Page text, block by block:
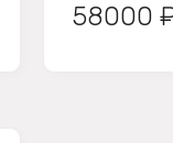
58000